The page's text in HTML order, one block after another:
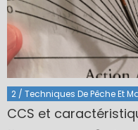
2 / Techniques De Pêche Et
CCS et